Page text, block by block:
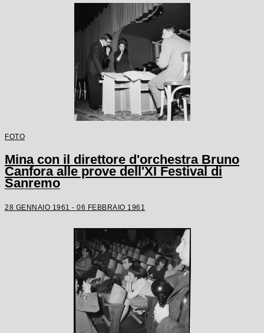
FOTO
Mina con il direttore d'orchestra Bruno
Canfora alle prove dell'XI Festival di
Sanremo
28 GENNAIO 1961 - 06 FEBBRAIO 1961